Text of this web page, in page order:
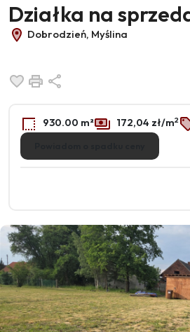
Działka na
Dobrodzień, Myślina
Dodaj do ulubionych
Drukuj
930.00 m² 172,04 zł/m2